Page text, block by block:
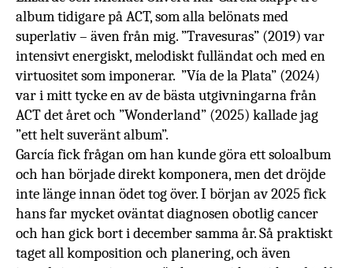
album tidigare på ACT, som alla belönats med
superlativ – även från mig. ”Travesuras” (2019) var
intensivt energiskt, melodiskt fulländat och med en
virtuositet som imponerar. ”Vía de la Plata” (2024)
vari mitt tycke en av de bästa utgivningarna från
ACT det året och ”Wonderland” (2025) kallade jag
”ett helt suveränt album”.
García fick frågan om han kunde göra ett soloalbum
och han började direkt komponera, men det dröjde
inte länge innan ödet tog över. I början av 2025 fick
hans far mycket oväntat diagnosen obotlig cancer
och han gick bort i december samma år. Så praktiskt
taget all komposition och planering, och även